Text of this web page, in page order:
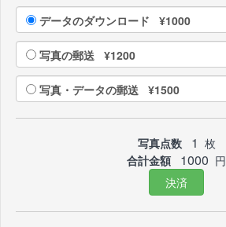
データのダウンロード ¥1000
写真の郵送 ¥1200
写真・データの郵送 ¥1500
写真点数 1 枚
合計金額
1000 円
決済